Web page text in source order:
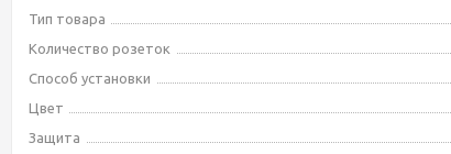
Тип товара
Количество розеток
Способ установки
Цвет
Защита